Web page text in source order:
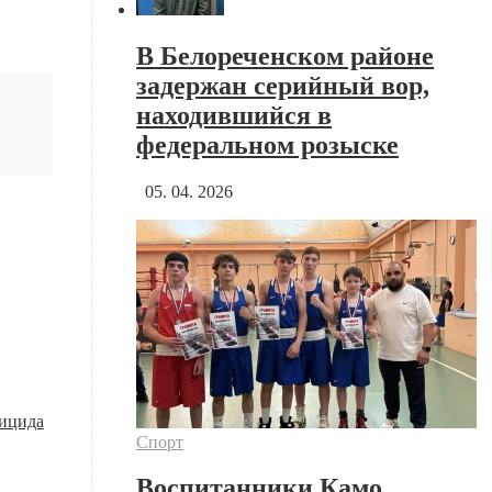
В Белореченском районе
задержан серийный вор,
находившийся в
федеральном розыске
05. 04. 2026
Спорт